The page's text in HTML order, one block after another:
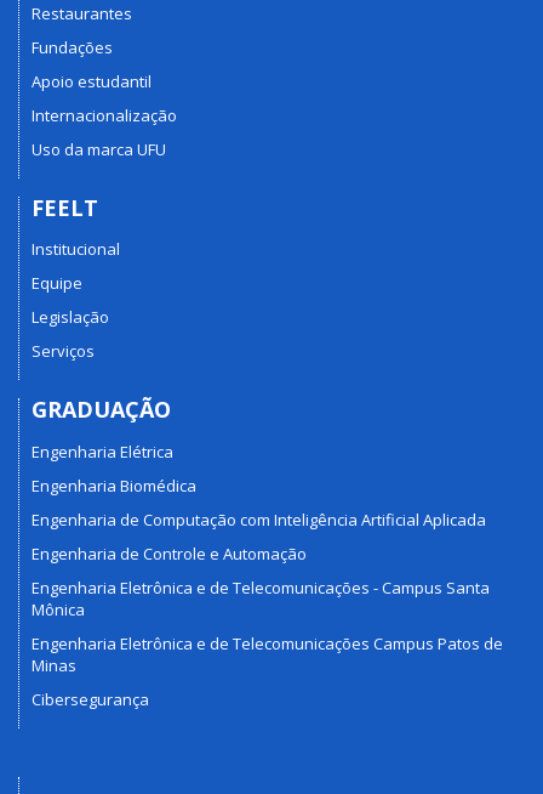
Restaurantes
Fundações
Apoio estudantil
Internacionalização
Uso da marca UFU
FEELT
Institucional
Equipe
Legislação
Serviços
GRADUAÇÃO
Engenharia Elétrica
Engenharia Biomédica
Engenharia de Computação com Inteligência Artificial Aplicada
Engenharia de Controle e Automação
Engenharia Eletrônica e de Telecomunicações - Campus Santa
Mônica
Engenharia Eletrônica e de Telecomunicações Campus Patos de
Minas
Cibersegurança